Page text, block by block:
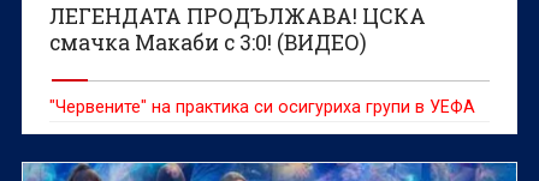
ЛЕГЕНДАТА ПРОДЪЛЖАВА! ЦСКА
смачка Макаби с 3:0! (ВИДЕО)
"Червените" на практика си осигуриха групи в УЕФА